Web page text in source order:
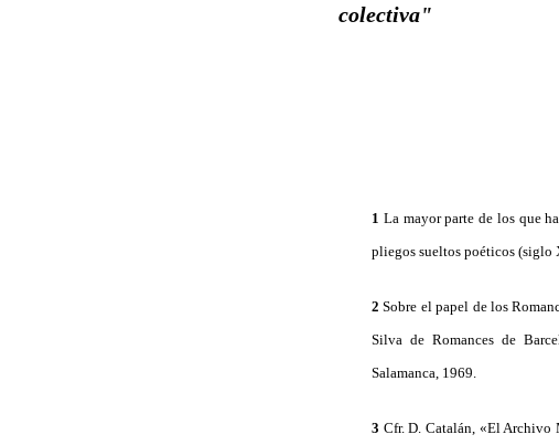
colectiva"
1 La mayor parte de los que
pliegos sueltos poéticos (siglo
2Sobre el papel de los
Silva de Romances de
Salamanca, 1969.
3 Cfr. D. Catalán, «El Archivo